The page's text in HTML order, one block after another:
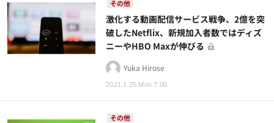
その他
2021.1.25 Mon 7:00
激化する動画配信サービス戦争、2億を突
破したNetflix、新規加入者数ではディズ
ニーやHBO Maxが伸びる
Yuka Hirose
その他